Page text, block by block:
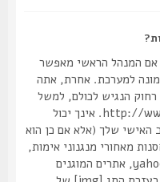
הראשי מאפשר
למערכת. אחרת, אתה
הנגיש לכולם, למשל
http://www.example.com/my-picture.gif. אינך יכול
שלך (אלא אם כן הוא
מנגנוני אימות,
למשל תיבות הדואר של hotmail או yahoo, אתרים המוגנים